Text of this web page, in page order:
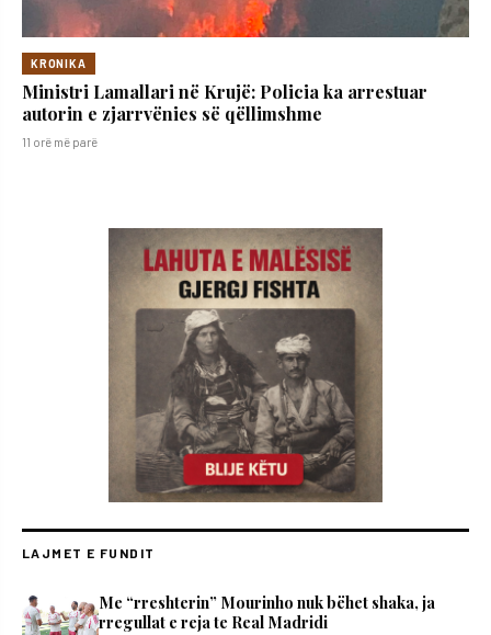
KRONIKA
Ministri Lamallari në Krujë: Policia ka arrestuar
autorin e zjarrvënies së qëllimshme
11 orë më parë
LAJMET E FUNDIT
Me “rreshterin” Mourinho nuk bëhet shaka, ja
rregullat e reja te Real Madridi